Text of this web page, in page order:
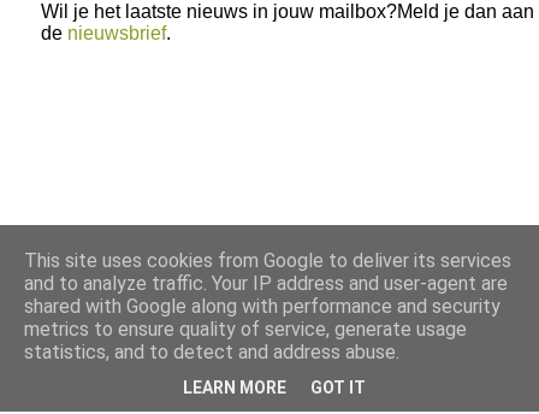
Wil je het laatste nieuws in jouw mailbox?Meld je dan aan
de nieuwsbrief.
This site uses cookies from Google to deliver its services
and to analyze traffic. Your IP address and user-agent are
shared with Google along with performance and security
metrics to ensure quality of service, generate usage
statistics, and to detect and address abuse.
LEARN MORE GOT IT